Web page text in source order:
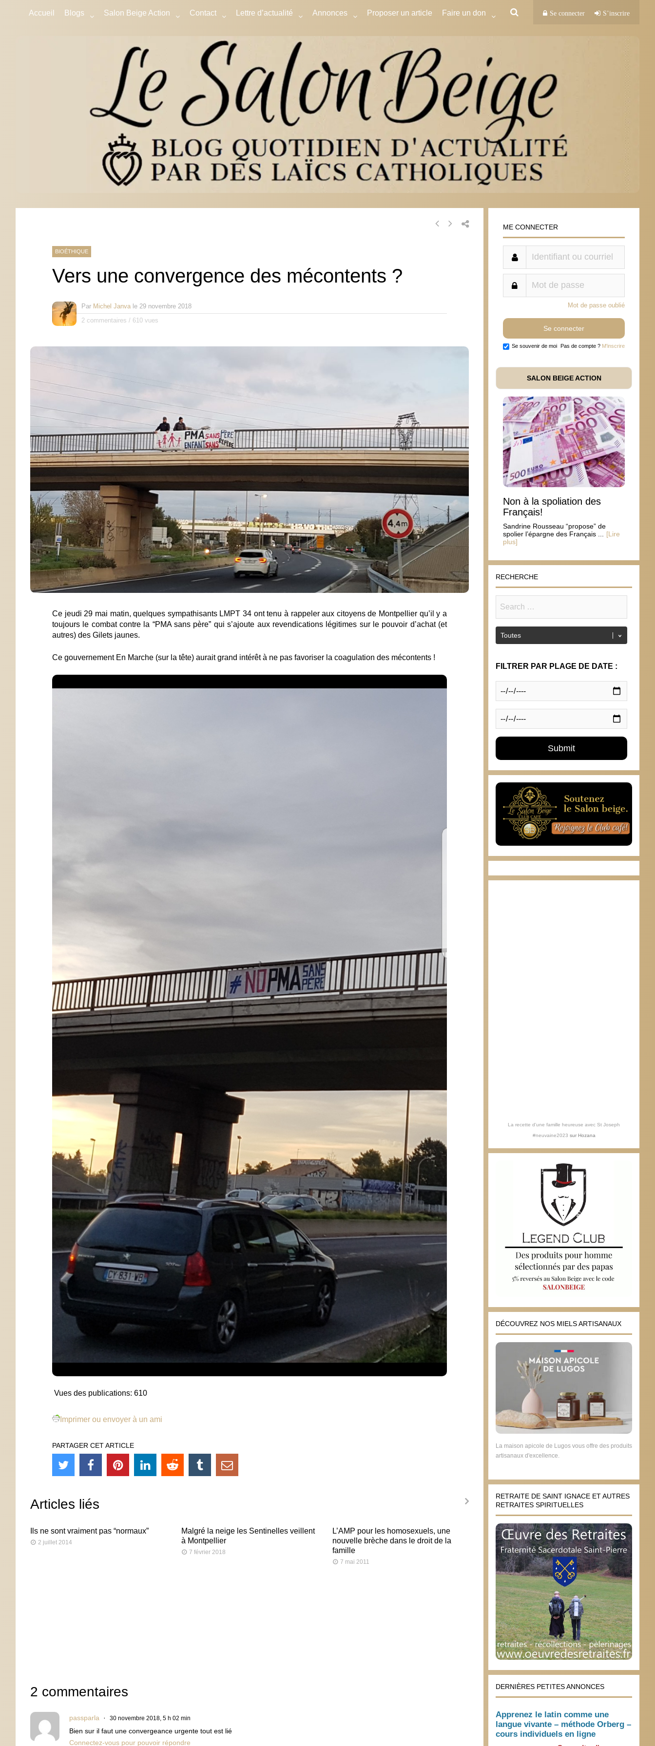
Accueil Blogs Salon Beige Action Contact Lettre d’actualité Annonces Proposer un article Faire un don Se connecter S’inscrire
BIOÉTHIQUE
Vers une convergence des mécontents ?
Par Michel Janva le 29 novembre 2018
2 commentaires / 610 vues
Ce jeudi 29 mai matin, quelques sympathisants LMPT 34 ont tenu à rappeler aux citoyens de Montpellier qu’il y a
toujours le combat contre la “PMA sans père” qui s’ajoute aux revendications légitimes sur le pouvoir d’achat (et
autres) des Gilets jaunes.
Ce gouvernement En Marche (sur la tête) aurait grand intérêt à ne pas favoriser la coagulation des mécontents !
Vues des publications: 610
Imprimer ou envoyer à un ami
PARTAGER CET ARTICLE
Articles liés
Ils ne sont vraiment pas “normaux”
2 juillet 2014
Malgré la neige les Sentinelles veillent
à Montpellier
7 février 2018
L’AMP pour les homosexuels, une
nouvelle brèche dans le droit de la
famille
7 mai 2011
Ludovine de La Rochère : “La loi
Taubira est un engrenage et nous
sommes pris dedans”
18 septembre 2017
2 commentaires
passparla 30 novembre 2018, 5 h 02 min
Bien sur il faut une convergeance urgente tout est lié
Connectez-vous pour pouvoir répondre
ME CONNECTER
Mot de passe oublié
Se souvenir de moi Pas de compte ? M'inscrire
SALON BEIGE ACTION
Non à la spoliation des
Français!
Sandrine Rousseau “propose” de
spolier l’épargne des Français ...
[Lire
plus]
RECHERCHE
FILTRER PAR PLAGE DE DATE :
La recette d'une famille heureuse avec St Joseph
#neuvaine2023 sur Hozana
DÉCOUVREZ NOS MIELS ARTISANAUX
La maison apicole de Lugos vous offre des produits
artisanaux d'excellence.
RETRAITE DE SAINT IGNACE ET AUTRES
RETRAITES SPIRITUELLES
DERNIÈRES PETITES ANNONCES
Apprenez le latin comme une
langue vivante – méthode Orberg –
cours individuels en ligne